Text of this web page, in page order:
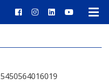
5450564016019